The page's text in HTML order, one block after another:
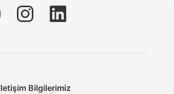
Bilgilerimiz